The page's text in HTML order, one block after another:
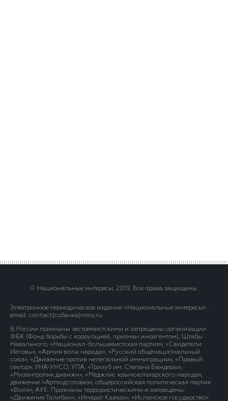
© Национальные интересы, 2019. Все права защищены.
Электронное периодическое издание «Национальные интересы» .
email: contact(сoбaчка)niros.ru
В России признаны экстремистскими и запрещены организации
ФБК (Фонд борьбы с коррупцией, признан иноагентом), Штабы
Навального, «Национал-большевистская партия», «Свидетели
Иеговы», «Армия воли народа», «Русский общенациональный
союз», «Движение против нелегальной иммиграции», «Правый
сектор», УНА-УНСО, УПА, «Тризуб им. Степана Бандеры»,
«Мизантропик дивижн», «Меджлис крымскотатарского народа»,
движение «Артподготовка», общероссийская политическая партия
«Воля», АУЕ. Признаны террористическими и запрещены:
«Движение Талибан», «Имарат Кавказ», «Исламское государство»